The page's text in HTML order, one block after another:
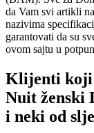
da Vam svi artikli
nazivima
garantovati da su
ovom sajtu u
Klijenti koji
Nuit ženski
i neki od